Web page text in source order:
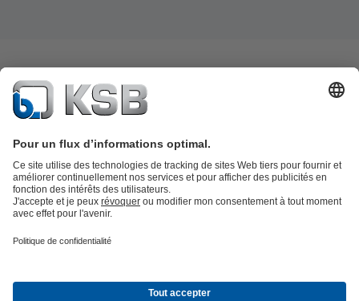
Catalogue produitsKSB SupremeServ : Pièces de rechange
Opportunités de carrière chez KSB